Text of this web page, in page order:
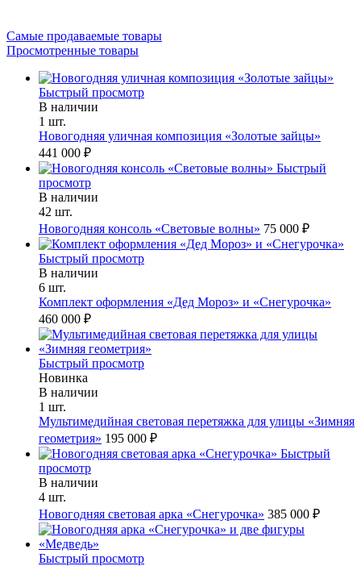
Самые продаваемые товары
Просмотренные товары
Быстрый просмотр
В наличии
1 шт.
Новогодняя уличная композиция «Золотые зайцы»
441 000 ₽
Быстрый
просмотр
В наличии
42 шт.
Новогодняя консоль «Световые волны» 75 000 ₽
Быстрый просмотр
В наличии
6 шт.
Комплект оформления «Дед Мороз» и «Снегурочка»
460 000 ₽
Быстрый просмотр
Новинка
В наличии
1 шт.
Мультимедийная световая перетяжка для улицы «Зимняя
геометрия» 195 000 ₽
Быстрый
просмотр
В наличии
4 шт.
Новогодняя световая арка «Снегурочка» 385 000 ₽
Быстрый просмотр